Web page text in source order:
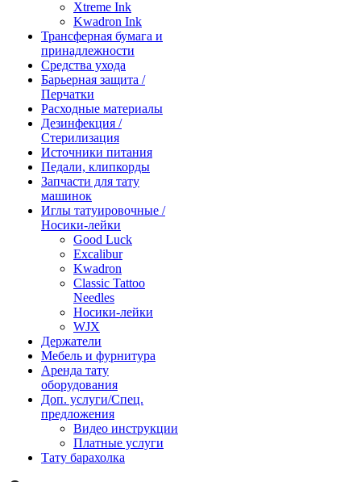
Xtreme Ink
Kwadron Ink
Трансферная бумага и
принадлежности
Средства ухода
Барьерная защита /
Перчатки
Расходные материалы
Дезинфекция /
Стерилизация
Источники питания
Педали, клипкорды
Запчасти для тату
машинок
Иглы татуировочные /
Носики-лейки
Good Luck
Excalibur
Kwadron
Classic Tattoo
Needles
Носики-лейки
WJX
Держатели
Мебель и фурнитура
Аренда тату
оборудования
Доп. услуги/Спец.
предложения
Видео инструкции
Платные услуги
Тату барахолка